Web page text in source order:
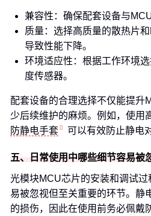
兼容性：确保配套设备与
质量：选择高质量的散热片
导致性能下降。
环境适应性：根据工作环境
度传感器。
配套设备的合理选择不仅能提升
少后续维护的麻烦。例如，使用
防静电手套
可以有效防止静电
五、日常使用中哪些细节容易被
光模块MCU芯片的安装和调试
易被忽视但至关重要的环节。静
的损伤，因此在使用前务必佩戴